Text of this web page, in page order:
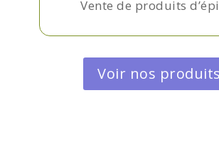
Vente de produits
Voir nos produits